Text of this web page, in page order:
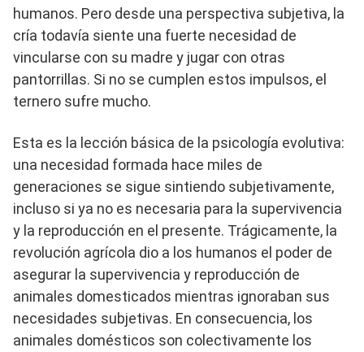
humanos. Pero desde una perspectiva subjetiva, la
cría todavía siente una fuerte necesidad de
vincularse con su madre y jugar con otras
pantorrillas. Si no se cumplen estos impulsos, el
ternero sufre mucho.
Esta es la lección básica de la psicología evolutiva:
una necesidad formada hace miles de
generaciones se sigue sintiendo subjetivamente,
incluso si ya no es necesaria para la supervivencia
y la reproducción en el presente. Trágicamente, la
revolución agrícola dio a los humanos el poder de
asegurar la supervivencia y reproducción de
animales domesticados mientras ignoraban sus
necesidades subjetivas. En consecuencia, los
animales domésticos son colectivamente los